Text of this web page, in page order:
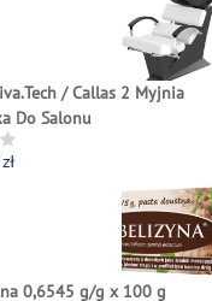
/ Callas 2 Myjnia
Do Salonu
zł
0,6545 g/g x 100 g